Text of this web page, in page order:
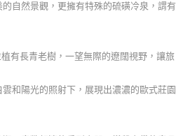
自然景觀，更擁有特殊的硫磺冷泉，謂有
有長青老樹，一望無際的遼闊視野，讓旅
和陽光的照射下，展現出濃濃的歐式莊園